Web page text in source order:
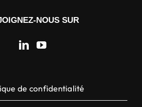
NOUS SUR
de confidentialité